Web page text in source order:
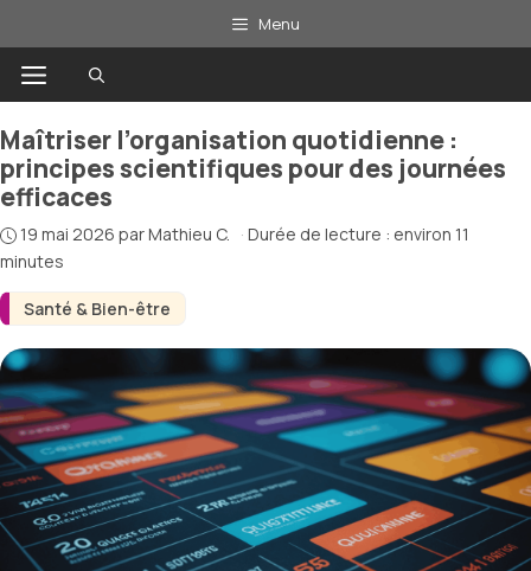
au
contenu
Menu
Menu
Santé & Bien-être
Maîtriser l’organisation quotidienne :
principes scientifiques pour des journées
efficaces
19 mai 2026 parMathieu C. · Durée de lecture : environ 11
minutes